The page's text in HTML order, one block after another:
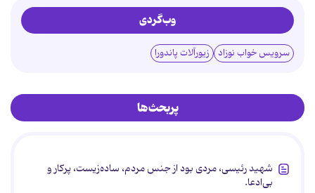
وب‌گردی
سرویس خواب نوزاد زیورآلات پاندورا
پربحث‌ها
شهید رئیسی، مردی بود از جنس مردم، ساده‌زیست، پرکار و
بی‌ادعا.